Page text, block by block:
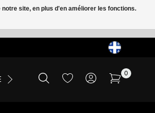
ÉVÉNEMENTS LIQUIDATION
0
site, en plus d'en améliorer les fonctions.